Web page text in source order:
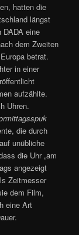
hatten die
längst
eine
dem Zweiten
betrat.
in einer
aufzählte.
Uhren.
die durch
unübliche
die Uhr „am
angezeigt
Zeitmesser
dem Film,
eine Art